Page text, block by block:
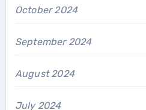
October 2024
September 2024
August 2024
July 2024